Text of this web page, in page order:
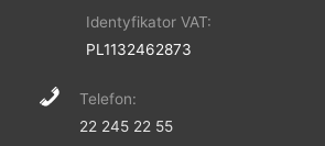
Identyfikator VAT:
PL1132462873
Telefon:
22 245 22 55